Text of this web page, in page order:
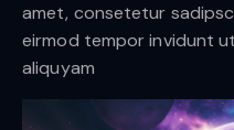
amet, consetetur
eirmod tempor invidunt
aliquyam